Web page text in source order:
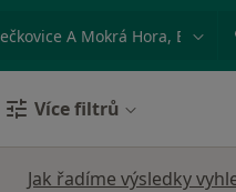
region
Více filtrů
Jak řadíme výsledky